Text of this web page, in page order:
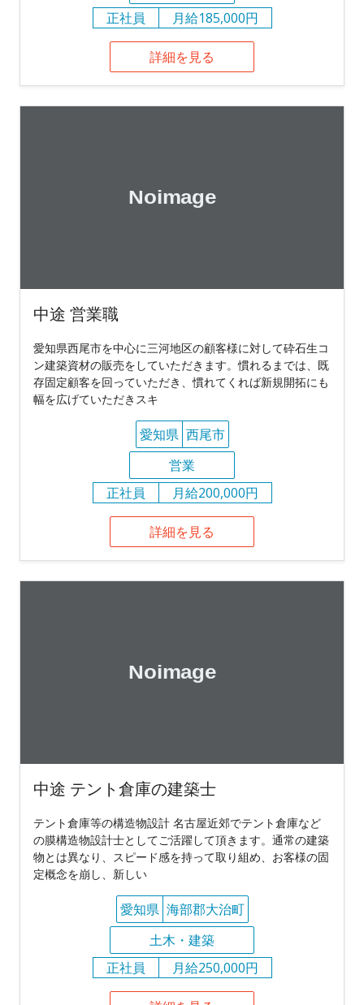
正社員
月給185,000円
詳細を見る
中途 営業職
愛知県西尾市を中心に三河地区の顧客様に対して砕石生コ
ン建築資材の販売をしていただきます。慣れるまでは、既
存固定顧客を回っていただき、慣れてくれば新規開拓にも
幅を広げていただきスキ
愛知県 西尾市
営業
正社員
月給200,000円
詳細を見る
中途 テント倉庫の建築士
テント倉庫等の構造物設計 名古屋近郊でテント倉庫など
の膜構造物設計士としてご活躍して頂きます。通常の建築
物とは異なり、スピード感を持って取り組め、お客様の固
定概念を崩し、新しい
愛知県 海部郡大治町
土木・建築
正社員
月給250,000円